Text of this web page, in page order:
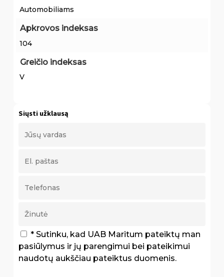
Automobiliams
Apkrovos indeksas
104
Greičio indeksas
V
Siųsti užklausą
* Sutinku, kad UAB Maritum pateiktų man
pasiūlymus ir jų parengimui bei pateikimui
naudotų aukščiau pateiktus duomenis.